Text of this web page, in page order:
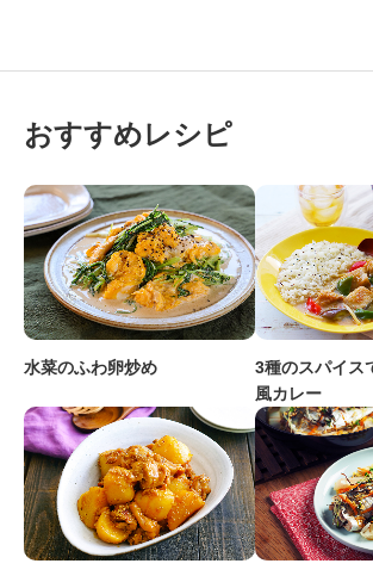
おすすめレシピ
水菜のふわ卵炒め
3種のスパイス
風カレー